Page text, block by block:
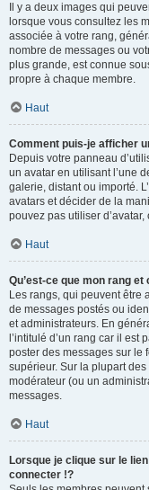
Il y a deux images qui
lorsque vous consultez les
associée à votre rang,
nombre de messages ou
plus grande, est connue
propre à chaque membre.
Haut
Comment puis-je afficher
Depuis votre panneau
un avatar en utilisant l’une
galerie, distant ou importé.
avatars et décider de la
pouvez pas utiliser
Haut
Qu’est-ce que mon rang
Les rangs, qui peuvent être
de messages postés ou
et administrateurs. En
l’intitulé d’un rang car il est
poster des messages sur le
supérieur. Sur la plupart
modérateur (ou un
messages.
Haut
Lorsque je clique sur le lien
connecter !?